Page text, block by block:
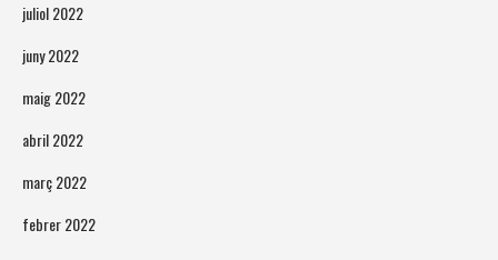
juliol 2022
juny 2022
maig 2022
abril 2022
març 2022
febrer 2022